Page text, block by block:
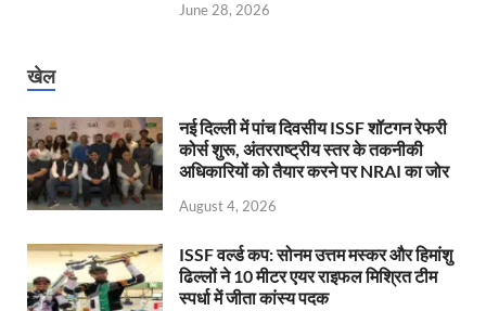
June 28, 2026
खेल
नई दिल्ली में पांच दिवसीय ISSF शॉटगन रेफरी
कोर्स शुरू, अंतरराष्ट्रीय स्तर के तकनीकी
अधिकारियों को तैयार करने पर NRAI का जोर
August 4, 2026
ISSF वर्ल्ड कप: सोनम उत्तम मस्कर और हिमांशु
ढिल्लों ने 10 मीटर एयर राइफल मिश्रित टीम
स्पर्धा में जीता कांस्य पदक